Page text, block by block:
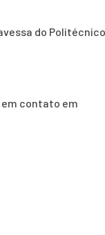
do
contato em